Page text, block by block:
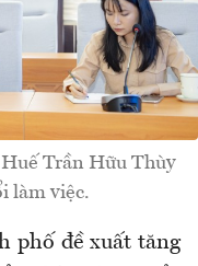
Trần Hữu Thùy
làm việc.
phố đề xuất tăng